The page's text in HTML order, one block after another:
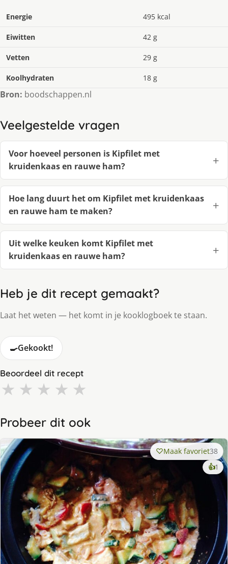
Energie 495 kcal
Eiwitten 42 g
Vetten 29 g
Koolhydraten 18 g
Bron: boodschappen.nl
Veelgestelde vragen
Voor hoeveel personen is Kipfilet met
kruidenkaas en rauwe ham?
Hoe lang duurt het om Kipfilet met kruidenkaas
en rauwe ham te maken?
Uit welke keuken komt Kipfilet met
kruidenkaas en rauwe ham?
Heb je dit recept gemaakt?
Laat het weten — het komt in je kooklogboek te staan.
🍳Gekookt!
Beoordeel dit recept
★ ★ ★ ★ ★
Probeer dit ook
Maak favoriet38
👍1